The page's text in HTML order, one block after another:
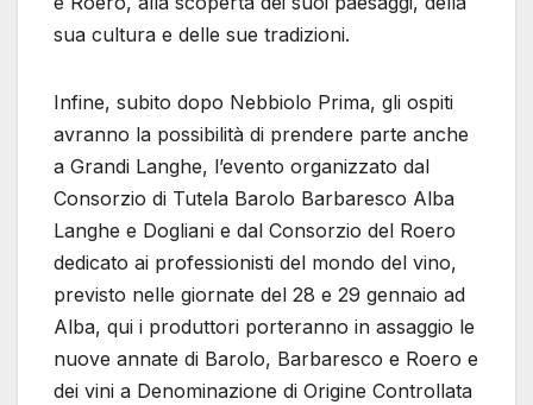
sua cultura e delle sue tradizioni.
Infine, subito dopo Nebbiolo Prima, gli ospiti
avranno la possibilità di prendere parte anche
a Grandi Langhe, l’evento organizzato dal
Consorzio di Tutela Barolo Barbaresco Alba
Langhe e Dogliani e dal Consorzio del Roero
dedicato ai professionisti del mondo del vino,
previsto nelle giornate del 28 e 29 gennaio ad
Alba, qui i produttori porteranno in assaggio le
nuove annate di Barolo, Barbaresco e Roero e
dei vini a Denominazione di Origine Controllata